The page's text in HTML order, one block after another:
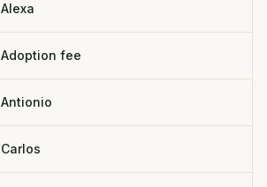
Alexa
Adoption fee
Antionio
Carlos